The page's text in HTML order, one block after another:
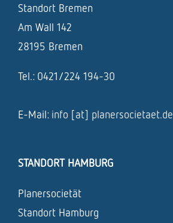
Standort Bremen
Am Wall 142
28195 Bremen
Tel.: 0421/224 194-30
E-Mail: info [at] planersocietaet.de
STANDORT HAMBURG
Planersocietät
Standort Hamburg